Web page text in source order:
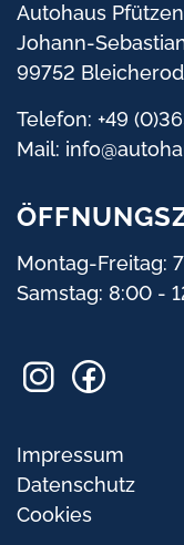
Autohaus
Johann-
99752
Telefon: +49
Mail:
Montag-Freitag:
Samstag: 8:00 -
Navigation
überspringen
Impressum
Datenschutz
Cookies